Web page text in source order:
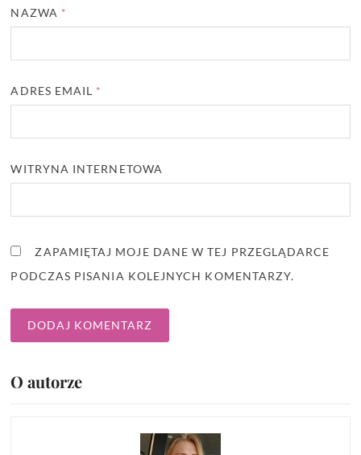
NAZWA *
ADRES EMAIL *
WITRYNA INTERNETOWA
ZAPAMIĘTAJ MOJE DANE W TEJ PRZEGLĄDARCE
PODCZAS PISANIA KOLEJNYCH KOMENTARZY.
O autorze